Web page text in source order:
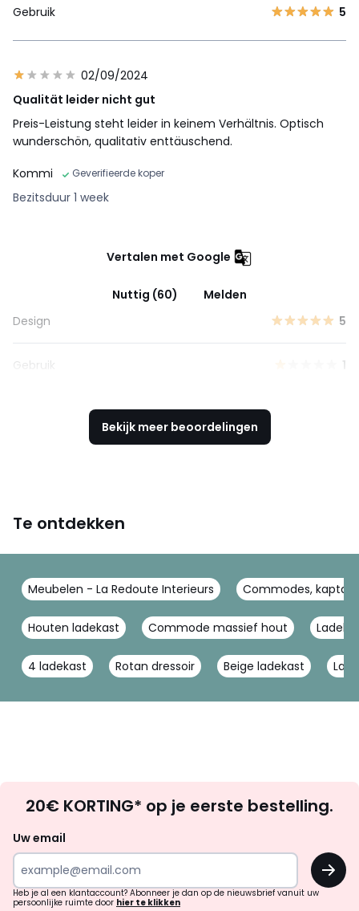
Gebruik 5
02/09/2024
Qualität leider nicht gut
Preis-Leistung steht leider in keinem Verhältnis. Optisch
wunderschön, qualitativ enttäuschend.
Kommi
Geverifieerde koper
Bezitsduur 1 week
Vertalen met Google
Nuttig (60)
Melden
Design
5
Gebruik 1
Bekijk meer beoordelingen
Te ontdekken
Meubelen - La Redoute Interieurs Commodes,
Houten ladekast Commode massief hout
4 ladekast Rotan dressoir Beige ladekast
zoek
inspiratie
verrassingen?
20€ KORTING* op je eerste bestelling.
Uw email
OK
Heb je al een klantaccount? Abonneer je dan op de nieuwsbrief vanuit uw
persoonlijke ruimte door hier te klikken